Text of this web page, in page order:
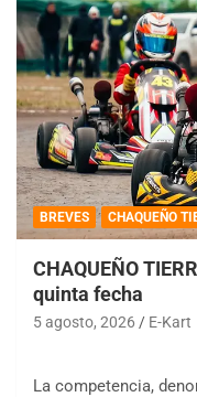
BREVES CHAQUEÑO
CHAQUEÑO
quinta fecha
5 agosto, 2026 E-Kart
La competencia,